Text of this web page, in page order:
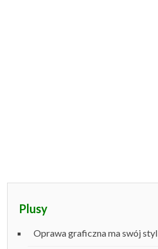
Plusy
Oprawa graficzna ma swój styl